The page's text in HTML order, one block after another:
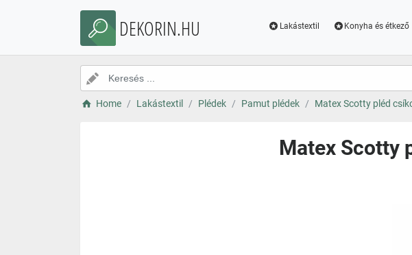
DEKORIN.HU Lakástextil Konyha és étkező
Home Lakástextil Plédek Pamut plédek Matex Scotty pléd
Matex Scotty